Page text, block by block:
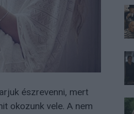
észrevenni, mert
okozunk vele. A nem